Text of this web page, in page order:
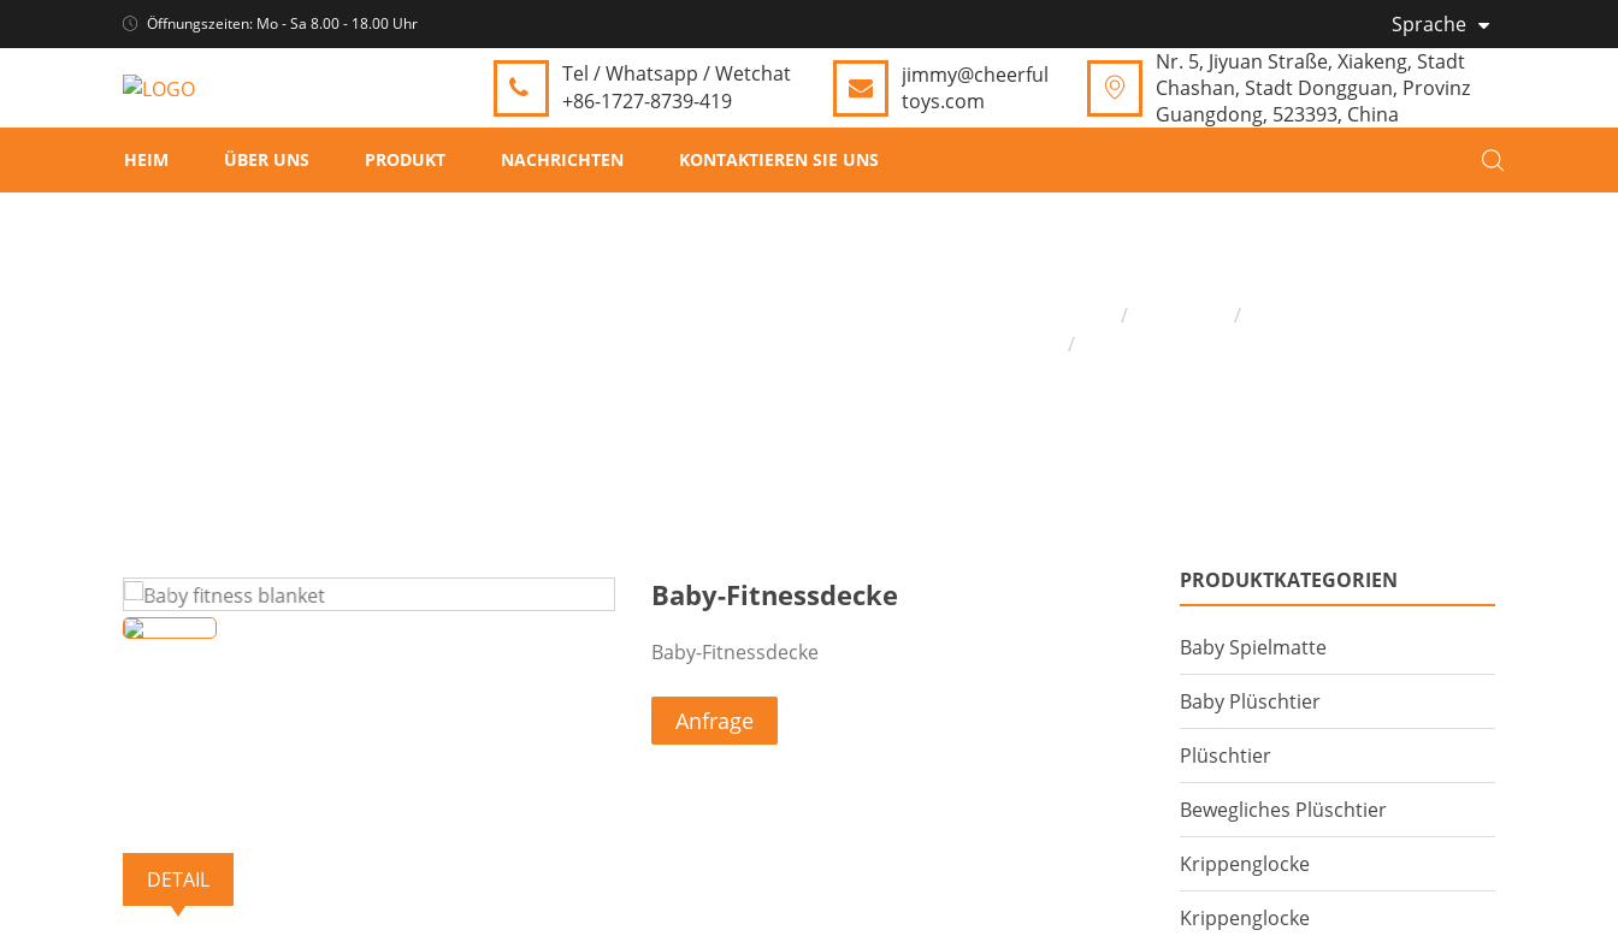
Öffnungszeiten: Mo - Sa 8.00 - 18.00 Uhr
Sprache
Tel / Whatsapp / Wetchat
+86-1727-8739-419
jimmy@cheerful
toys.com
Nr. 5, Jiyuan Straße, Xiakeng, Stadt
Chashan, Stadt Dongguan, Provinz
Guangdong, 523393, China
HEIM ÜBER UNS PRODUKT NACHRICHTEN KONTAKTIEREN SIE UNS
Baby-Fitnessdecke
Baby-Fitnessdecke
Anfrage
DETAIL
PRODUKTKATEGORIEN
Baby Spielmatte
Baby Plüschtier
Plüschtier
Bewegliches Plüschtier
Krippenglocke
Krippenglocke